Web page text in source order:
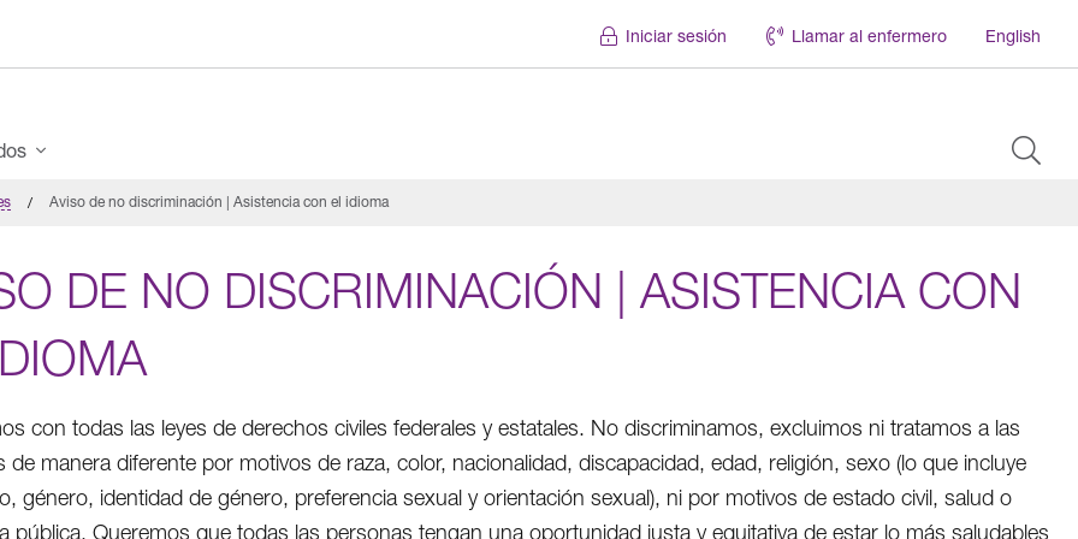
Iniciar sesión Llamar al enfermero English
Aviso de no discriminación | Asistencia con el idioma
DE NO DISCRIMINACIÓN | ASISTENCIA CON
con todas las leyes de derechos civiles federales y estatales. No discriminamos, excluimos ni tratamos a las
de manera diferente por motivos de raza, color, nacionalidad, discapacidad, edad, religión, sexo (lo que incluye
género, identidad de género, preferencia sexual y orientación sexual), ni por motivos de estado civil, salud o
pública. Queremos que todas las personas tengan una oportunidad justa y equitativa de estar lo más saludables